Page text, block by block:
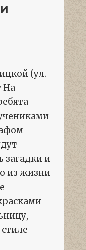
(ул.
На
загадки и
из жизни